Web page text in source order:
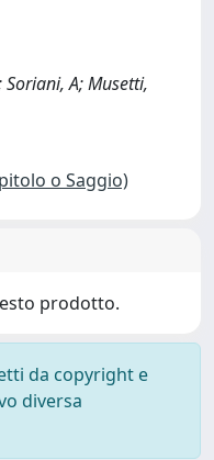
Soriani, A; Musetti,
o Saggio)
prodotto.
da copyright e
diversa